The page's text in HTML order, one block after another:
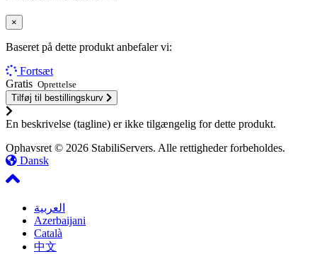
×
Baseret på dette produkt anbefaler vi:
Fortsæt
Gratis Oprettelse
Tilføj til bestillingskurv
En beskrivelse (tagline) er ikke tilgængelig for dette produkt.
Ophavsret © 2026 StabiliServers. Alle rettigheder forbeholdes.
Dansk
العربية
Azerbaijani
Català
中文